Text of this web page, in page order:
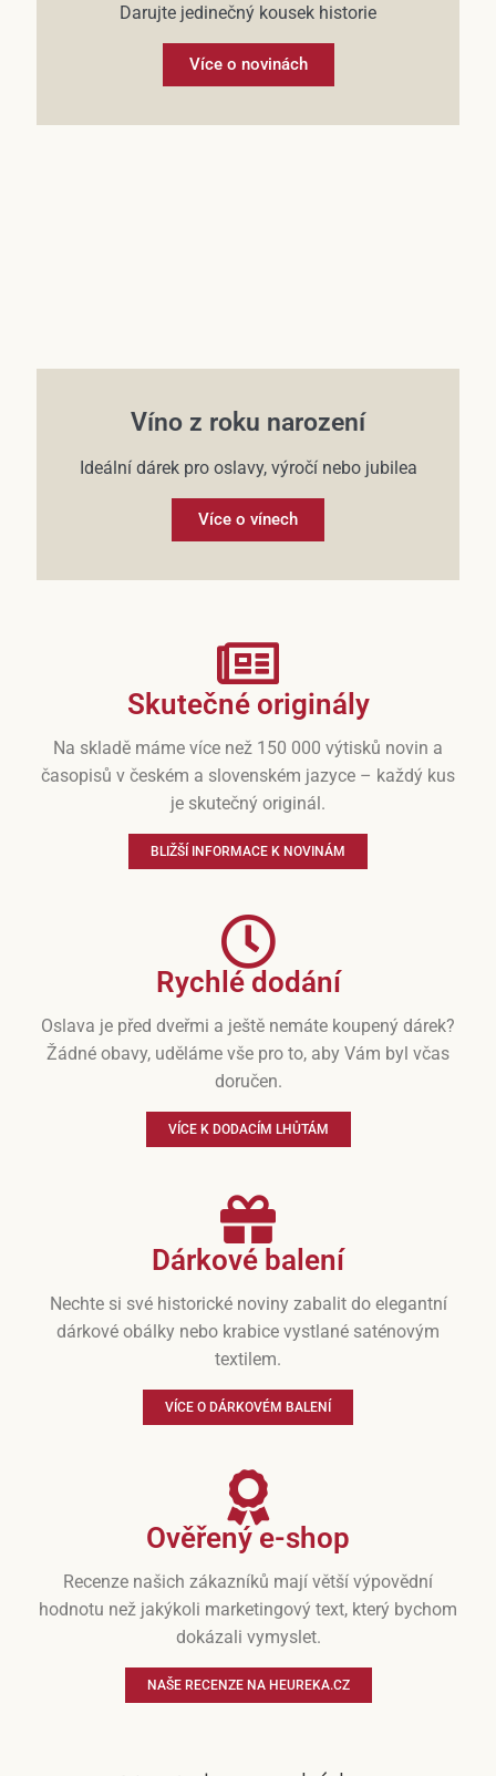
Darujte jedinečný kousek historie
Více o novinách
Víno z roku narození
Ideální dárek pro oslavy, výročí nebo jubilea
Více o vínech
Skutečné originály
Na skladě máme více než 150 000 výtisků novin a
časopisů v českém a slovenském jazyce – každý kus
je skutečný originál.
BLIŽŠÍ INFORMACE K NOVINÁM
Rychlé dodání
Oslava je před dveřmi a ještě nemáte koupený dárek?
Žádné obavy, uděláme vše pro to, aby Vám byl včas
doručen.
VÍCE K DODACÍM LHŮTÁM
Dárkové balení
Nechte si své historické noviny zabalit do elegantní
dárkové obálky nebo krabice vystlané saténovým
textilem.
VÍCE O DÁRKOVÉM BALENÍ
Ověřený e-shop
Recenze našich zákazníků mají větší výpovědní
hodnotu než jakýkoli marketingový text, který bychom
dokázali vymyslet.
NAŠE RECENZE NA HEUREKA.CZ